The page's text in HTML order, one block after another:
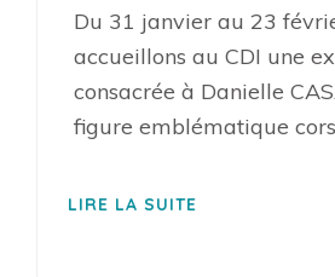
Du 31 janvier au 23
accueillons au CDI une
consacrée à Danielle
figure emblématique
LIRE LA SUITE